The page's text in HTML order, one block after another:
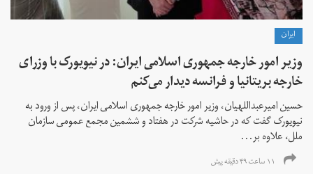
ايران
وزیر امور خارجه جمهوری اسلامی ایران: در نیویورک با وزرای
خارجه بریتانیا و فرانسه دیدار می‌کنم
حسین امیرعبداللهیان، وزیر امور خارجه جمهوری اسلامی ایران، پس از ورود به
نیویورک گفت که در حاشیه شرکت در هفتاد و ششمین مجمع عمومی سازمان
ملل، علاوه بر...
۱۱ ساعت ۴۹ دقیقه پیش